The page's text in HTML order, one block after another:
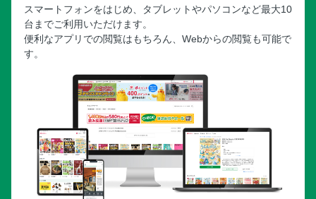
スマートフォンをはじめ、タブレットやパソコンなど最大10
台までご利用いただけます。
便利なアプリでの閲覧はもちろん、Webからの閲覧も可能で
す。